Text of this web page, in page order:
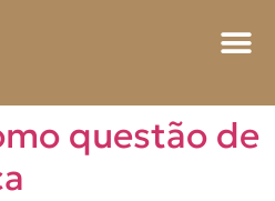
questão de